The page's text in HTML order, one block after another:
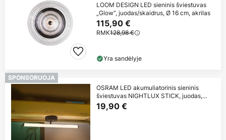
LOOM DESIGN LED sieninis šviestuvas
„Glow“, juodas/skaidrus, Ø 16 cm, akrilas
115,90 €
RMK128,98 €
Yra sandėlyje
SPONSORUOJA
OSRAM LED akumuliatorinis sieninis
šviestuvas NIGHTLUX STICK, juodas,
touchdim
19,90 €